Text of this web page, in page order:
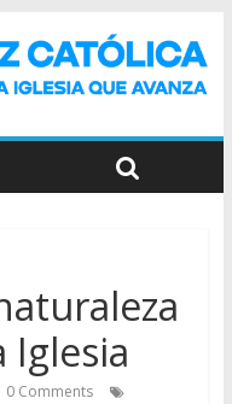
Iglesia
0 Comments